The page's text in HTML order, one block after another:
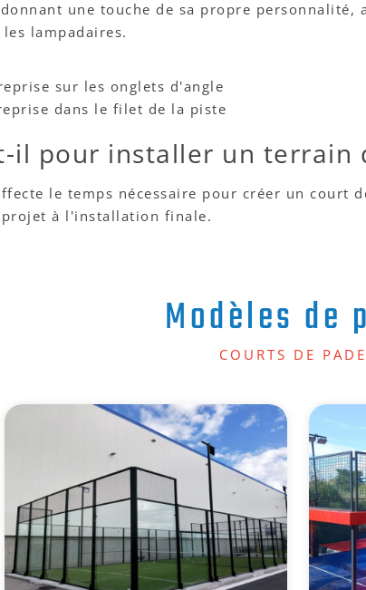
une touche de sa propre personnalité,
lampadaires.
sur les onglets d'angle
dans le filet de la piste
il pour installer un terrain
le temps nécessaire pour créer un court
à l'installation finale.
Modèles de
COURTS DE